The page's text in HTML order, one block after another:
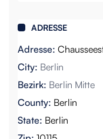
ADRESSE
Adresse:
City: Berlin
Bezirk: Berlin Mitte
County: Berlin
State: Berlin